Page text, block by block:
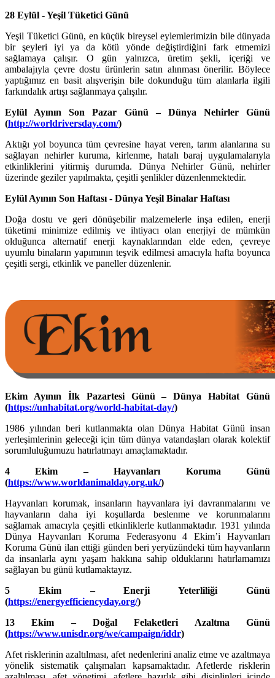
28 Eylül - Yeşil Tüketici Günü
Yeşil Tüketici Günü, en küçük bireysel eylemlerimizin bile dünyada
bir şeyleri iyi ya da kötü yönde değiştirdiğini fark etmemizi
sağlamaya çalışır. O gün yalnızca, üretim şekli, içeriği ve
ambalajıyla çevre dostu ürünlerin satın alınması önerilir. Böylece
yaptığımız en basit alışverişin bile dokunduğu tüm alanlarla ilgili
farkındalık artışı sağlanmaya çalışılır.
Eylül Ayının Son Pazar Günü – Dünya Nehirler Günü
(http://worldriversday.com/)
Aktığı yol boyunca tüm çevresine hayat veren, tarım alanlarına su
sağlayan nehirler kuruma, kirlenme, hatalı baraj uygulamalarıyla
etkinliklerini yitirmiş durumda. Dünya Nehirler Günü, nehirler
üzerinde geziler yapılmakta, çeşitli şenlikler düzenlenmektedir.
Eylül Ayının Son Haftası - Dünya Yeşil Binalar Haftası
Doğa dostu ve geri dönüşebilir malzemelerle inşa edilen, enerji
tüketimi minimize edilmiş ve ihtiyacı olan enerjiyi de mümkün
olduğunca alternatif enerji kaynaklarından elde eden, çevreye
uyumlu binaların yapımının teşvik edilmesi amacıyla hafta boyunca
çeşitli sergi, etkinlik ve paneller düzenlenir.
Ekim Ayının İlk Pazartesi Günü – Dünya Habitat Günü
(https://unhabitat.org/world-habitat-day/)
1986 yılından beri kutlanmakta olan Dünya Habitat Günü insan
yerleşimlerinin geleceği için tüm dünya vatandaşları olarak kolektif
sorumluluğumuzu hatırlatmayı amaçlamaktadır.
4 Ekim – Hayvanları Koruma Günü
(https://www.worldanimalday.org.uk/)
Hayvanları korumak, insanların hayvanlara iyi davranmalarını ve
hayvanların daha iyi koşullarda beslenme ve korunmalarını
sağlamak amacıyla çeşitli etkinliklerle kutlanmaktadır. 1931 yılında
Dünya Hayvanları Koruma Federasyonu 4 Ekim’i Hayvanları
Koruma Günü ilan ettiği günden beri yeryüzündeki tüm hayvanların
da insanlarla aynı yaşam hakkına sahip olduklarını hatırlamamızı
sağlayan bu günü kutlamaktayız.
5 Ekim – Enerji Yeterliliği Günü
(https://energyefficiencyday.org/)
13 Ekim – Doğal Felaketleri Azaltma Günü
(https://www.unisdr.org/we/campaign/iddr)
Afet risklerinin azaltılması, afet nedenlerini analiz etme ve azaltmaya
yönelik sistematik çalışmaları kapsamaktadır. Afetlerde risklerin